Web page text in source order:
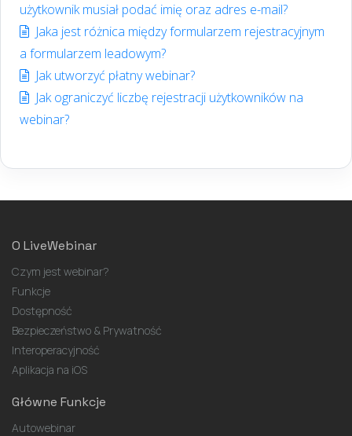
użytkownik musiał podać imię oraz adres e-mail?
Jaka jest różnica między formularzem rejestracyjnym
a formularzem leadowym?
Jak utworzyć płatny webinar?
Jak ograniczyć liczbę rejestracji użytkowników na
webinar?
O LiveWebinar
Czym jest webinar?
Funkcje
Dostępność
Bezpieczeństwo & Prywatność
Interoperacyjność
Aplikacja na iOS
Główne Funkcje
Autowebinar